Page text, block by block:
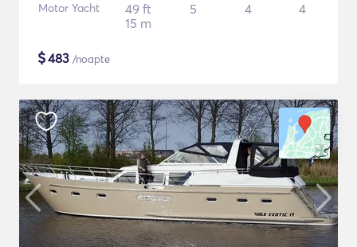
Motor Yacht
49 ft
15 m
5 4 4
$483 /noapte